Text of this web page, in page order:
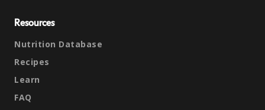
Resources
Nutrition Database
Recipes
Learn
FAQ